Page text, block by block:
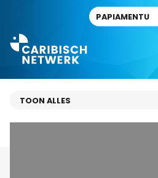
PAPIAMENTU